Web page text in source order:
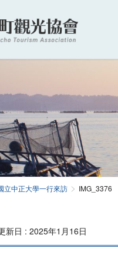
立中正大學一行來訪 IMG_3376
新日 : 2025年1月16日